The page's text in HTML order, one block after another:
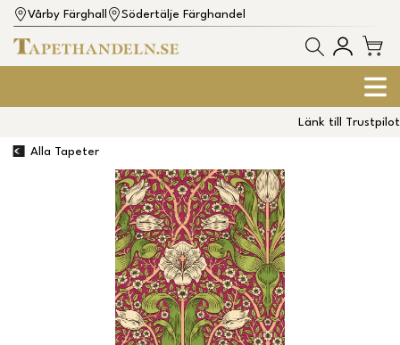
Vårby Färghall Södertälje Färghandel
Länk till Trustpilot
Alla Tapeter